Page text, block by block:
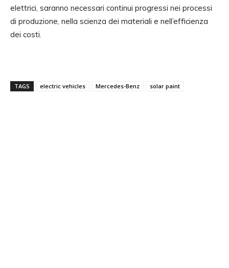
elettrici, saranno necessari continui progressi nei processi
di produzione, nella scienza dei materiali e nell’efficienza
dei costi.
TAGS electric vehicles Mercedes-Benz solar paint